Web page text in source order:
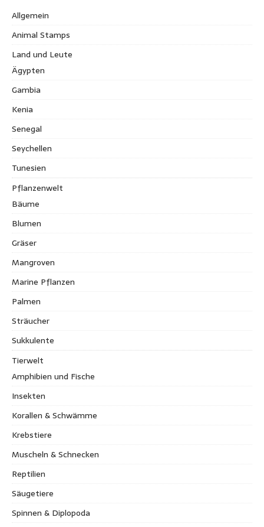
Allgemein
Animal Stamps
Land und Leute
Ägypten
Gambia
Kenia
Senegal
Seychellen
Tunesien
Pflanzenwelt
Bäume
Blumen
Gräser
Mangroven
Marine Pflanzen
Palmen
Sträucher
Sukkulente
Tierwelt
Amphibien und Fische
Insekten
Korallen & Schwämme
Krebstiere
Muscheln & Schnecken
Reptilien
Säugetiere
Spinnen & Diplopoda